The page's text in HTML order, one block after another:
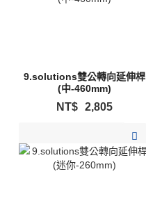
9.solutions雙公轉向延伸桿
(中-460mm)
NT$ 2,805